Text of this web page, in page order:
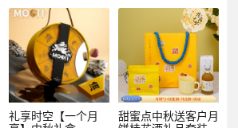
礼享时空【一个月
甜蜜点中秋送客户月